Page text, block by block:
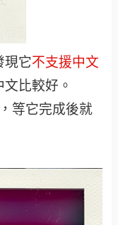
現它不支援中文
比較好。
等它完成後就